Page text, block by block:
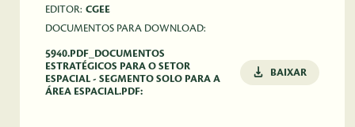
EDITOR: CGEE
DOCUMENTOS PARA DOWNLOAD:
5940.PDF_DOCUMENTOS
ESTRATÉGICOS PARA O SETOR
ESPACIAL - SEGMENTO SOLO PARA A
ÁREA ESPACIAL.PDF:
BAIXAR